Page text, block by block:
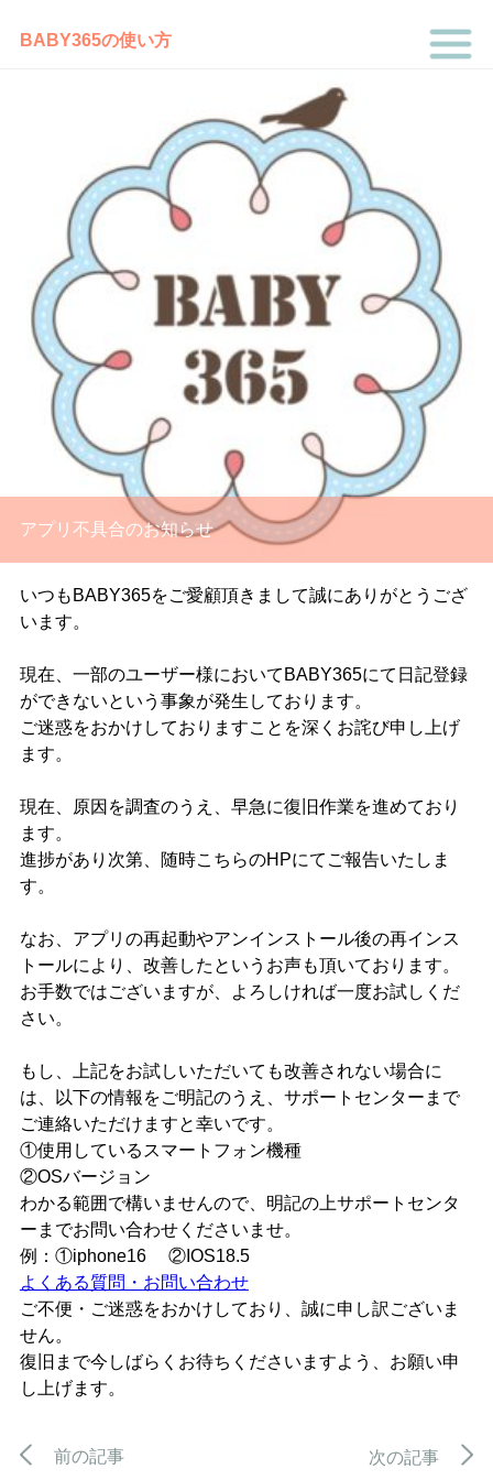
BABY365の使い方
アプリ不具合のお知らせ
いつもBABY365をご愛顧頂きまして誠にありがとうござ
います。
現在、一部のユーザー様においてBABY365にて日記登録
ができないという事象が発生しております。
ご迷惑をおかけしておりますことを深くお詫び申し上げ
ます。
現在、原因を調査のうえ、早急に復旧作業を進めており
ます。
進捗があり次第、随時こちらのHPにてご報告いたしま
す。
なお、アプリの再起動やアンインストール後の再インス
トールにより、改善したというお声も頂いております。
お手数ではございますが、よろしければ一度お試しくだ
さい。
もし、上記をお試しいただいても改善されない場合に
は、以下の情報をご明記のうえ、サポートセンターまで
ご連絡いただけますと幸いです。
①使用しているスマートフォン機種
②OSバージョン
わかる範囲で構いませんので、明記の上サポートセンタ
ーまでお問い合わせくださいませ。
例：①iphone16 ②IOS18.5
よくある質問・お問い合わせ
ご不便・ご迷惑をおかけしており、誠に申し訳ございま
せん。
復旧まで今しばらくお待ちくださいますよう、お願い申
し上げます。
前の記事 次の記事